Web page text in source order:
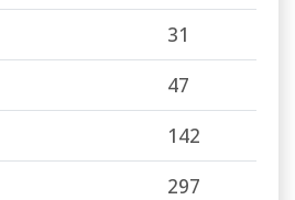
31
47
142
297